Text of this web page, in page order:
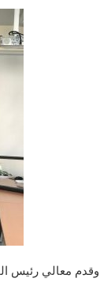
وقدم معالي رئيس